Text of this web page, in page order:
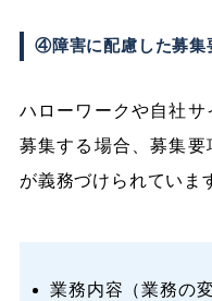
④障害に配慮した募集
ハローワークや自社
募集する場合、募集要
が義務づけられていま
業務内容（業務の